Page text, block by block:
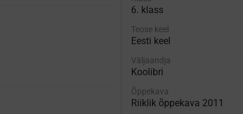
6. klass
Teose keel
Eesti keel
Väljaandja
Koolibri
Õppekava
Riiklik õppekava 2011